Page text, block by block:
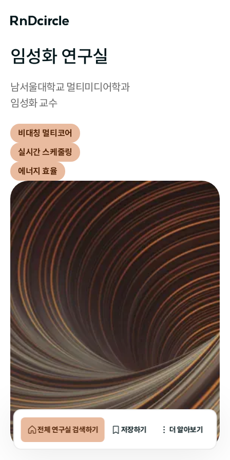
임성화 연구실
남서울대학교 멀티미디어학과
임성화 교수
비대칭 멀티코어
실시간 스케줄링
에너지 효율
전체 연구실 검색하기 저장하기 더 알아보기